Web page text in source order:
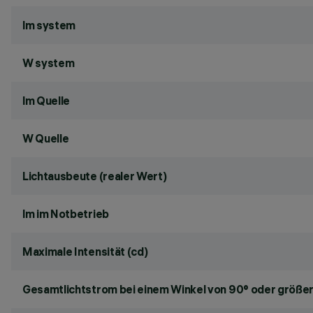
lm system
W system
lm Quelle
W Quelle
Lichtausbeute (realer Wert)
lm im Notbetrieb
Maximale Intensität (cd)
Gesamtlichtstrom bei einem Winkel von 90° oder